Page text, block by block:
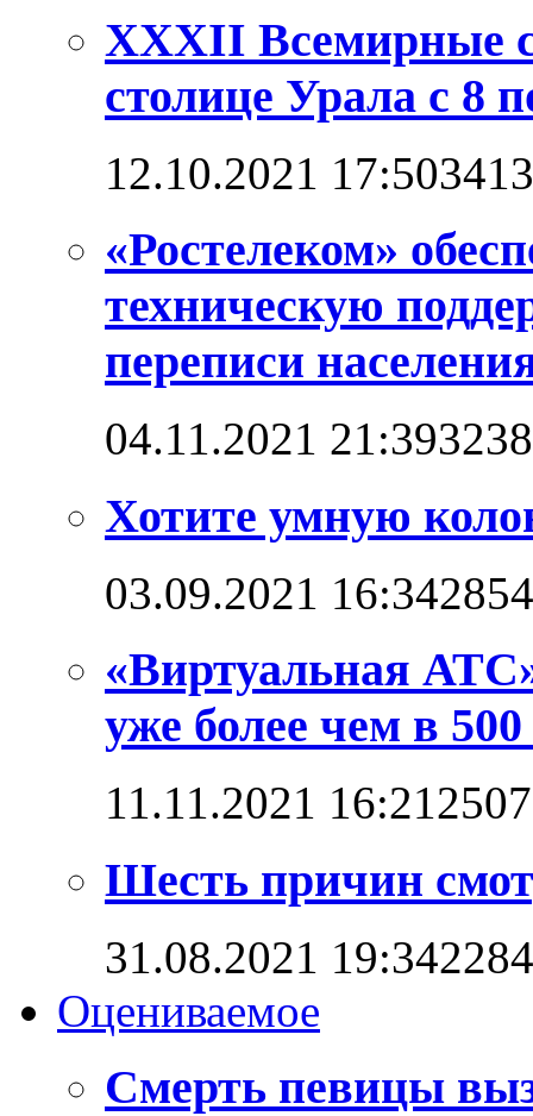
XXXII Всемирные
столице Урала с 8
12.10.2021 17:50
«Ростелеком»
техническую
переписи
04.11.2021 21:39
Хотите умную
03.09.2021 16:34
«Виртуальная
уже более чем в 500
11.11.2021 16:21
Шесть причин
31.08.2021 19:34
Оцениваемое
Смерть певицы